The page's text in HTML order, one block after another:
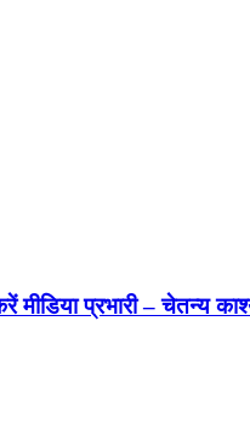
प्रभारी – चेतन्य